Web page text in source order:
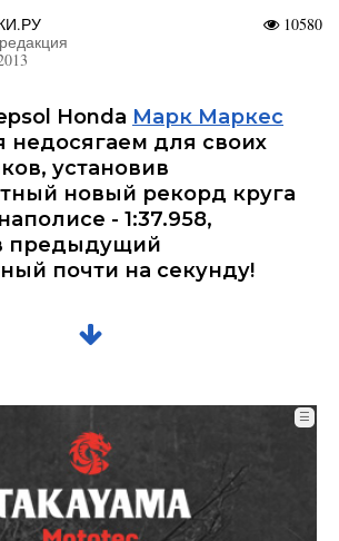
10580
Honda Марк Маркес
недосягаем для своих
установив
новый рекорд круга
- 1:37.958,
предыдущий
почти на секунду!
☰